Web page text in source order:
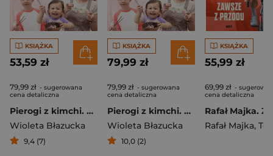
KSIĄŻKA
53,59 zł
79,99 zł - sugerowana
cena detaliczna
Pierogi z kimchi. Moje ulubione azjatyckie przepisy
Wioleta Błazucka
9,4 (7)
KSIĄŻKA
79,99 zł
79,99 zł - sugerowana
cena detaliczna
Pierogi z kimchi. Moje ulubione azjatyckie przepisy - książka z autografem
Wioleta Błazucka
10,0 (2)
KSIĄŻKA
55,99 zł
69,99 zł -
cena detaliczna
Rafał Majka,